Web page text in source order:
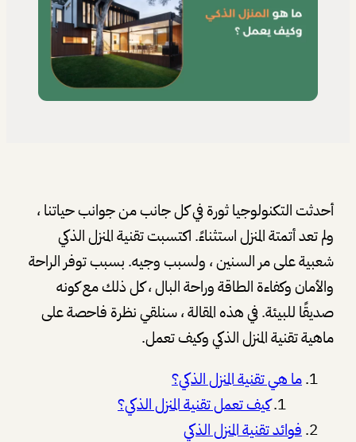
أحدثت التكنولوجيا ثورة في كل جانب من جوانب حياتنا ،
ولم تعد أتمتة المنزل استثناءً. اكتسبت تقنية المنزل الذكي
شعبية على مر السنين ، ولسبب وجيه. بسبب توفر الراحة
والأمان وكفاءة الطاقة وراحة البال ، كل ذلك مع كونه
صديقًا للبيئة. في هذه المقالة ، سنلقي نظرة فاحصة على
ماهية تقنية المنزل الذكي وكيف تعمل.
ما هي تقنية المنزل الذكي؟
كيف تعمل تقنية المنزل الذكي؟
فوائد تقنية المنزل الذكي